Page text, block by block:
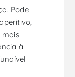
Pode
mais
à